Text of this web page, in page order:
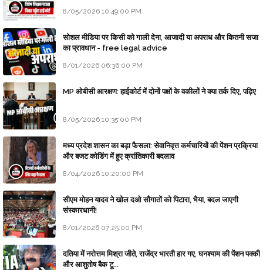
8/05/2026 10:49:00 PM
सोशल मीडिया पर किसी को गाली देना, आजादी या अपराध और कितनी सजा
का प्रावधान - free legal advice
8/01/2026 06:36:00 PM
MP ओबीसी आरक्षण: हाईकोर्ट में दोनों पक्षों के वकीलों ने क्या तर्क दिए, पढ़िए
8/05/2026 10:35:00 PM
मध्य प्रदेश शासन का बड़ा फैसला: सेवानिवृत्त कर्मचारियों की पेंशन प्रक्रिया
और बजट कोडिंग में हुए क्रांतिकारी बदलाव
8/04/2026 10:20:00 PM
सीएम मोहन यादव ने खोल दओ सौगातों को पिटारा, भैया, बदल जाएगी
संस्कारधानी!
8/01/2026 07:25:00 PM
दतिया में नरोत्तम मिश्रा जीते, राजेंद्र भारती हार गए, घनश्याम की पेंशन पक्की
और आशुतोष बैक टू...